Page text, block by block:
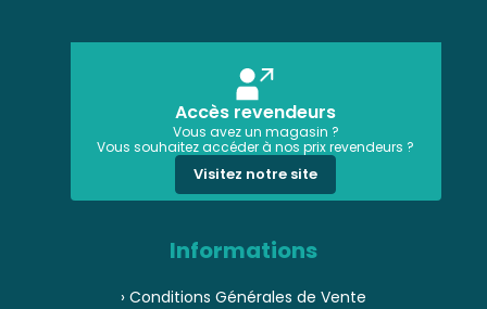
Accès revendeurs
Vous avez un magasin ?
Vous souhaitez accéder à nos prix revendeurs ?
Visitez notre site
Informations
› Conditions Générales de Vente